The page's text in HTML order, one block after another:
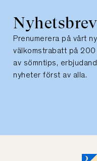
Nyhetsbrev
Prenumerera på vårt
välkomstrabatt på 200
av sömntips,
nyheter först av alla.